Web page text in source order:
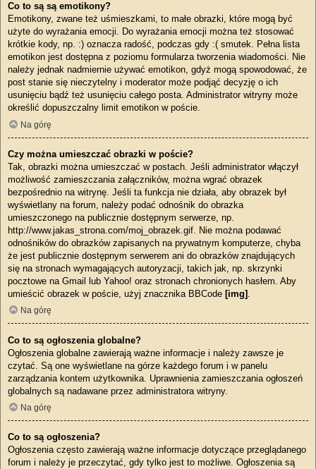
Co to są są emotikony?
Emotikony, zwane też uśmieszkami, to małe obrazki, które mogą być
użyte do wyrażania emocji. Do wyrażania emocji można też stosować
krótkie kody, np. :) oznacza radość, podczas gdy :( smutek. Pełna lista
emotikon jest dostępna z poziomu formularza tworzenia wiadomości. Nie
należy jednak nadmiernie używać emotikon, gdyż mogą spowodować, że
post stanie się nieczytelny i moderator może podjąć decyzję o ich
usunięciu bądź też usunięciu całego posta. Administrator witryny może
określić dopuszczalny limit emotikon w poście.
Na górę
Czy można umieszczać obrazki w poście?
Tak, obrazki można umieszczać w postach. Jeśli administrator włączył
możliwość zamieszczania załączników, można wgrać obrazek
bezpośrednio na witrynę. Jeśli ta funkcja nie działa, aby obrazek był
wyświetlany na forum, należy podać odnośnik do obrazka
umieszczonego na publicznie dostępnym serwerze, np.
http://www.jakas_strona.com/moj_obrazek.gif. Nie można podawać
odnośników do obrazków zapisanych na prywatnym komputerze, chyba
że jest publicznie dostępnym serwerem ani do obrazków znajdujących
się na stronach wymagających autoryzacji, takich jak, np. skrzynki
pocztowe na Gmail lub Yahoo! oraz stronach chronionych hasłem. Aby
umieścić obrazek w poście, użyj znacznika BBCode [img]
Na górę
Co to są ogłoszenia globalne?
Ogłoszenia globalne zawierają ważne informacje i należy zawsze je
czytać. Są one wyświetlane na górze każdego forum i w panelu
zarządzania kontem użytkownika. Uprawnienia zamieszczania ogłoszeń
globalnych są nadawane przez administratora witryny.
Na górę
Co to są ogłoszenia?
Ogłoszenia często zawierają ważne informacje dotyczące przeglądanego
forum i należy je przeczytać, gdy tylko jest to możliwe. Ogłoszenia są